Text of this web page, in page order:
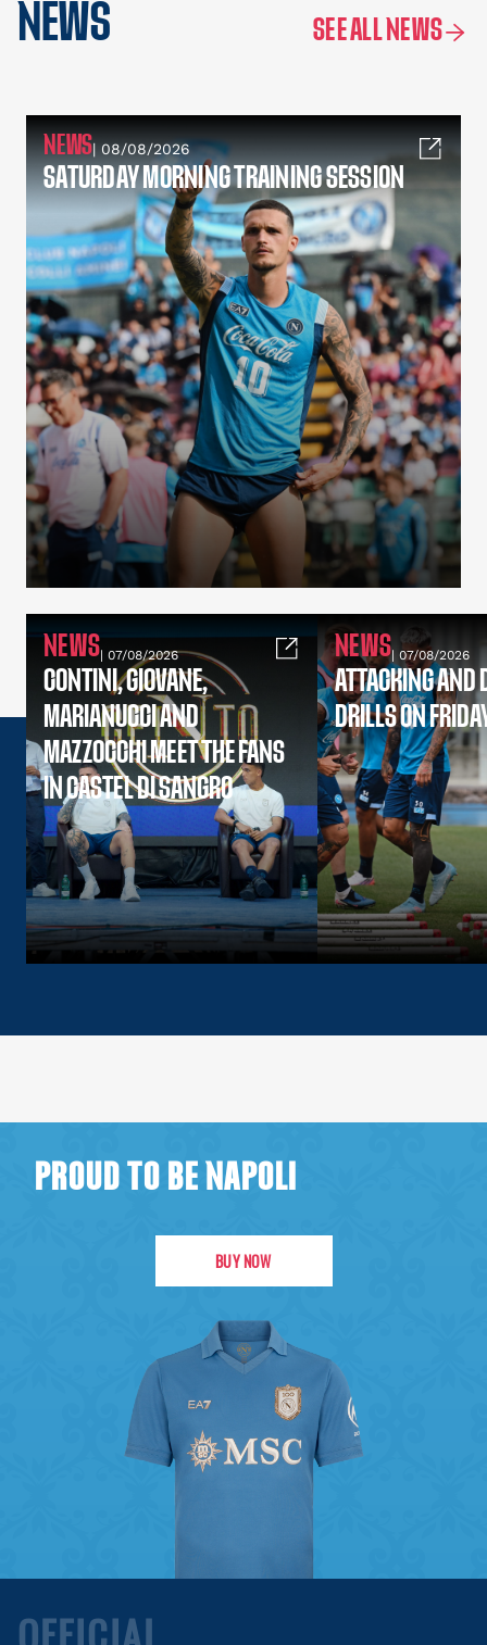
NEWS SEE ALL NEWS
NEWS| 08/08/2026
SATURDAY MORNING TRAINING SESSION
NEWS| 07/08/2026
CONTINI, GIOVANE,
MARIANUCCI AND
MAZZOCCHI MEET THE FANS
IN CASTEL DI SANGRO
NEWS| 07/08/2026
ATTACKING AND
DRILLS ON
PROUD TO BE NAPOLI
BUY NOW